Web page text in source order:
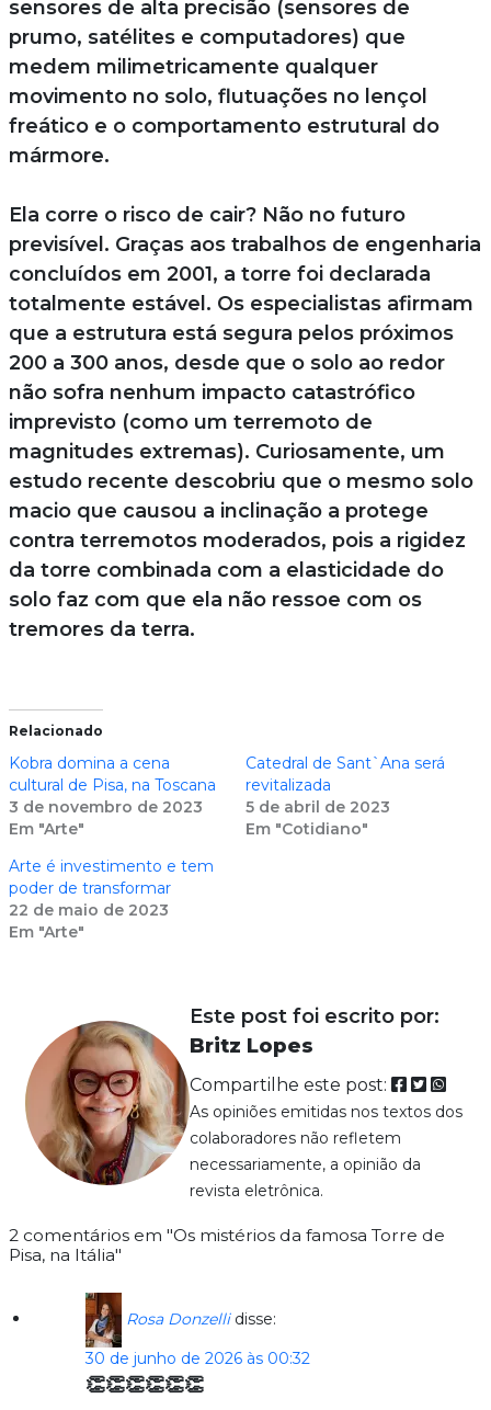
sensores de alta precisão (sensores de
prumo, satélites e computadores) que
medem milimetricamente qualquer
movimento no solo, flutuações no lençol
freático e o comportamento estrutural do
mármore.
Ela corre o risco de cair? Não no futuro
previsível. Graças aos trabalhos de engenharia
concluídos em 2001, a torre foi declarada
totalmente estável. Os especialistas afirmam
que a estrutura está segura pelos próximos
200 a 300 anos, desde que o solo ao redor
não sofra nenhum impacto catastrófico
imprevisto (como um terremoto de
magnitudes extremas). Curiosamente, um
estudo recente descobriu que o mesmo solo
macio que causou a inclinação a protege
contra terremotos moderados, pois a rigidez
da torre combinada com a elasticidade do
solo faz com que ela não ressoe com os
tremores da terra.
Relacionado
Kobra domina a cena
cultural de Pisa, na Toscana
3 de novembro de 2023
Em "Arte"
Catedral de Sant`Ana será
revitalizada
5 de abril de 2023
Em "Cotidiano"
Arte é investimento e tem
poder de transformar
22 de maio de 2023
Em "Arte"
Este post foi escrito por:
Britz Lopes
Compartilhe este post:
As opiniões emitidas nos textos dos
colaboradores não refletem
necessariamente, a opinião da
revista eletrônica.
2 comentários em "Os mistérios da famosa Torre de
Pisa, na Itália"
Rosa Donzelli disse:
30 de junho de 2026 às 00:32
👏👏👏👏👏👏